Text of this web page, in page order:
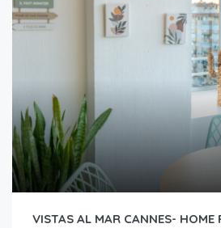
VISTAS AL MAR CANNES- HOME